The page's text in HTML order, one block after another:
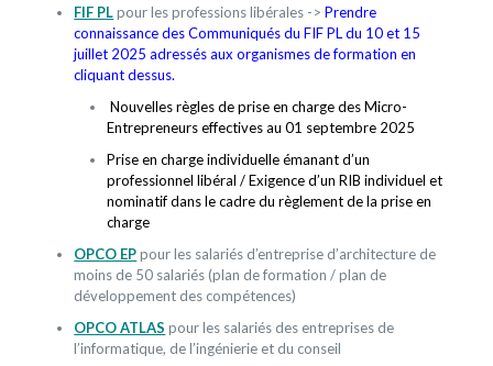
FIF PLpour les professions libérales ->Prendre
connaissance des Communiqués du FIF PL du 10 et 15
juillet 2025 adressés aux organismes de formation en
cliquant dessus.
Nouvelles règles de prise en charge des Micro-
Entrepreneurs effectives au 01 septembre 2025
Prise en charge individuelle émanant d’un
professionnel libéral / Exigence d’un RIB individuel et
nominatif dans le cadre du règlement de la prise en
charge
OPCO EP pour les salariés d’entreprise d’architecture de
moins de 50 salariés (plan de formation / plan de
développement des compétences)
OPCO ATLAS pour les salariés des entreprises de
l’informatique, de l’ingénierie et du conseil